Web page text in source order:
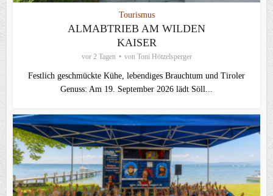
Tourismus
ALMABTRIEB AM WILDEN
KAISER
vor 2 Tagen von Toni Hötzelsperger
Festlich geschmückte Kühe, lebendiges Brauchtum und Tiroler
Genuss: Am 19. September 2026 lädt Söll...